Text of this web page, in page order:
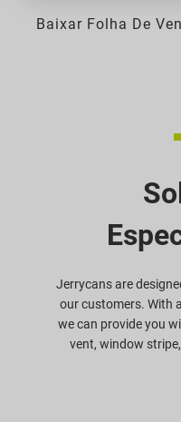
Baixar Folha De
Jerrycans are
our customers. With
we can provide you
vent, window